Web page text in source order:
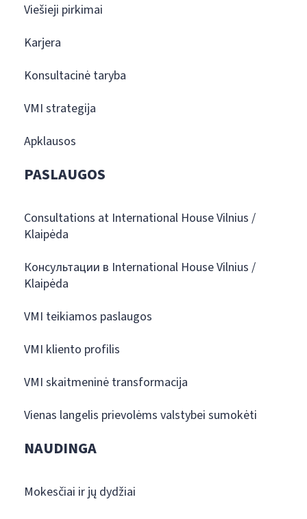
Viešieji pirkimai
Karjera
Konsultacinė taryba
VMI strategija
Apklausos
PASLAUGOS
Consultations at International House Vilnius /
Klaipėda
Консультации в International House Vilnius /
Klaipėda
VMI teikiamos paslaugos
VMI kliento profilis
VMI skaitmeninė transformacija
Vienas langelis prievolėms valstybei sumokėti
NAUDINGA
Mokesčiai ir jų dydžiai